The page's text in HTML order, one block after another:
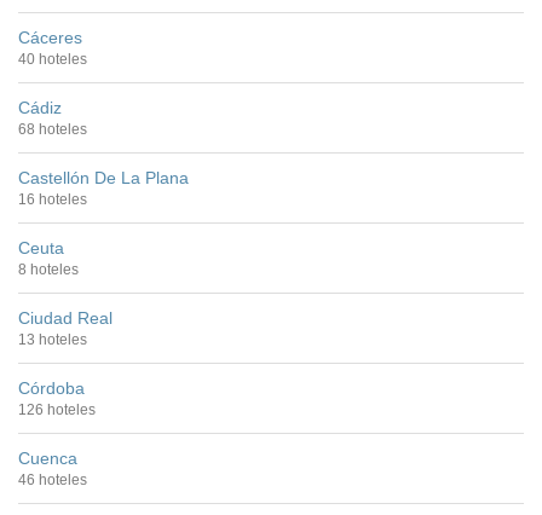
Cáceres
40 hoteles
Cádiz
68 hoteles
Castellón De La Plana
16 hoteles
Ceuta
8 hoteles
Ciudad Real
13 hoteles
Córdoba
126 hoteles
Cuenca
46 hoteles